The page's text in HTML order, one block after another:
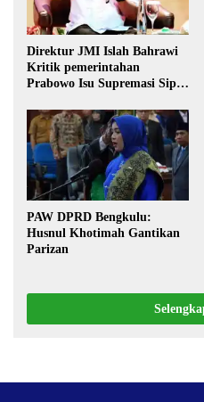
Direktur JMI Islah Bahrawi
Kritik pemerintahan
Prabowo Isu Supremasi Sipil,
Pilkada oleh DPRD
PAW DPRD Bengkulu:
Husnul Khotimah Gantikan
Parizan